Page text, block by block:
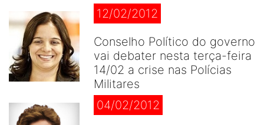
12/02/2012
Conselho Político do governo
vai debater nesta terça-feira
14/02 a crise nas Polícias
Militares
04/02/2012